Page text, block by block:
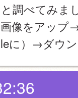
調べてみま
像をアップ
に）→ダウ